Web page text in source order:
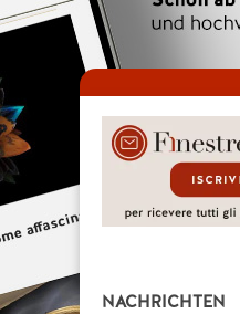
NACHRICHTEN